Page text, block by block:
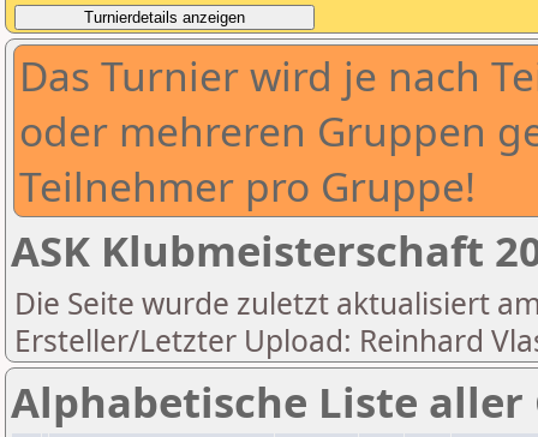
Das Turnier wird je nach
oder mehreren Gruppen
Teilnehmer pro Gruppe!
ASK Klubmeisterschaft
Die Seite wurde zuletzt aktualisiert
Ersteller/Letzter Upload: Reinhard
Alphabetische Liste aller